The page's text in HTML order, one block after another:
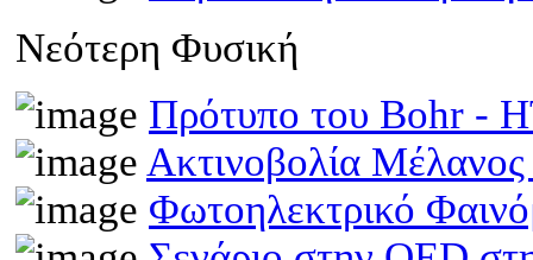
Νεότερη Φυσική
Πρότυπο του Bohr -
Ακτινοβολία
Φωτοηλεκτρικό